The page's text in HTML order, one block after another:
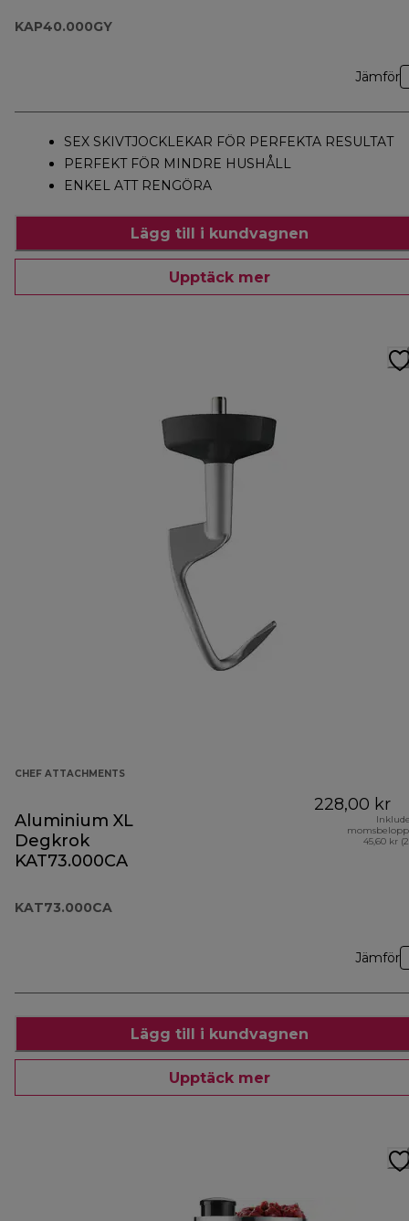
KAP40.000GY
Jämför
SEX SKIVTJOCKLEKAR FÖR PERFEKTA RESULTAT
PERFEKT FÖR MINDRE HUSHÅLL
ENKEL ATT RENGÖRA
Lägg till i kundvagnen
Upptäck mer
CHEF ATTACHMENTS
Aluminium XL
Degkrok
KAT73.000CA
KAT73.000CA
228,00 kr
45,60 kr
Jämför
Lägg till i kundvagnen
Upptäck mer